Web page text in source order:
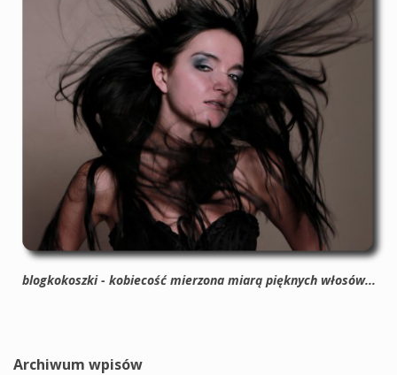
blogkokoszki - kobiecość mierzona miarą pięknych włosów...
Archiwum wpisów